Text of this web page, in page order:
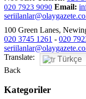
020 7923 9090 Email:
100 Green Lanes,
020 3745 1261 - 020
Translate:
Türkçe
Back
Kategoriler